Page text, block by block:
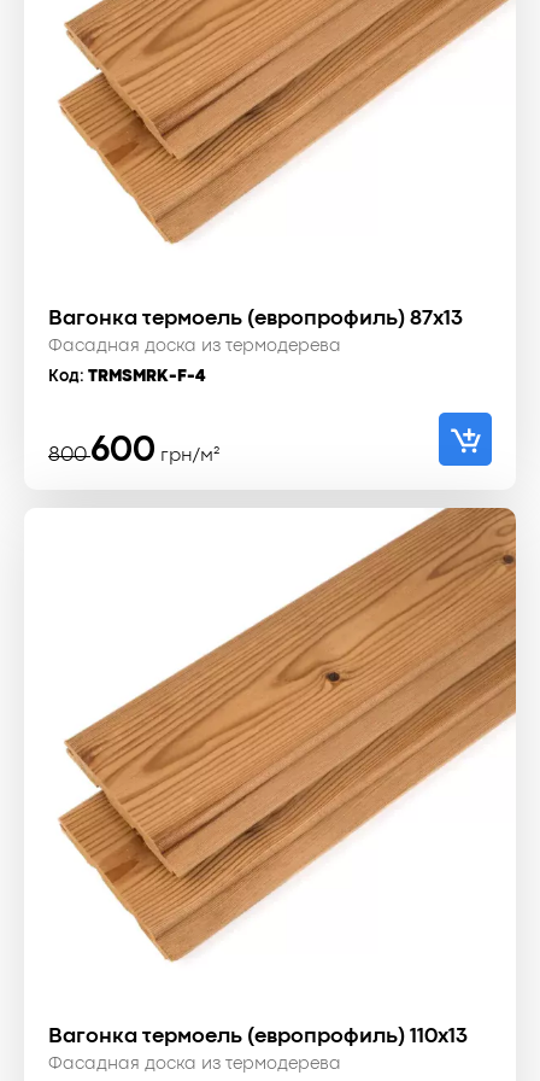
Вагонка термоель (европрофиль) 87x13
Фасадная доска из термодерева
Код: TRMSMRK-F-4
800
Первоначальная
составляла
600
Текущая
600 ₴.
грн/м²
Вагонка термоель (европрофиль) 110x13
Фасадная доска из термодерева